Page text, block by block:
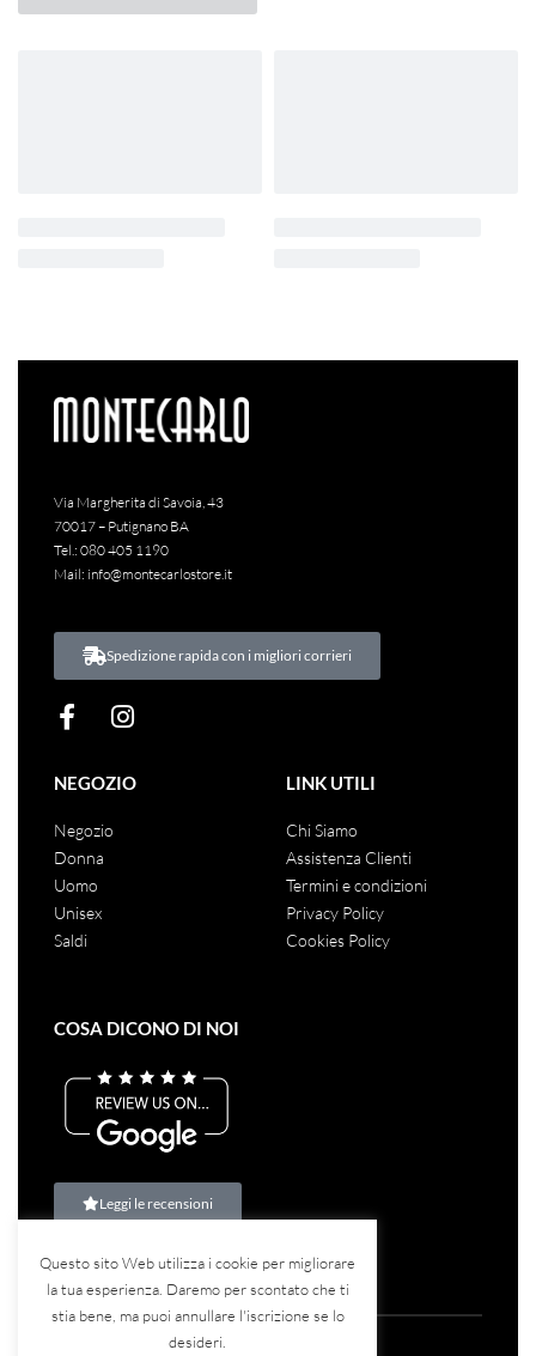
Via Margherita di Savoia, 43
70017 – Putignano BA
Tel.: 080 405 1190
Mail: info@montecarlostore.it
Spedizione rapida con i migliori corrieri
NEGOZIO
Negozio
Donna
Uomo
Unisex
Saldi
LINK UTILI
Chi Siamo
Assistenza Clienti
Termini e condizioni
Privacy Policy
Cookies Policy
COSA DICONO DI NOI
Leggi le recensioni
Questo sito Web utilizza i cookie per migliorare
la tua esperienza. Daremo per scontato che ti
stia bene, ma puoi annullare l'iscrizione se lo
desideri.